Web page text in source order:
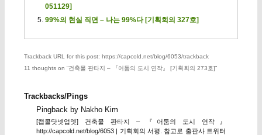
051129]
99%의 현실 직면 – 나는 99%다 [기획회의 327호]
Trackback URL for this post: https://capcold.net/blog/6053/trackback
11 thoughts on “건축물 판타지 – 『어둠의 도시 연작』 [기획회의 273호]”
Trackbacks/Pings
Pingback by Nakho Kim
[캡콜닷넷업뎃] 건축물 판타지 – 『어둠의 도시 연작』
http://capcold.net/blog/6053 | 기획회의 서평. 참고로 출판사 트위터